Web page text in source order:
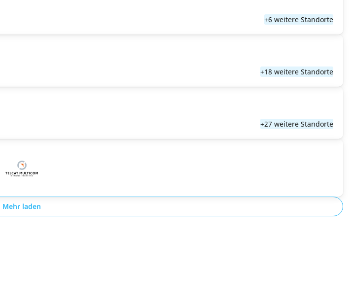
+6 weitere Standorte
+18 weitere Standorte
+27 weitere Standorte
Mehr laden